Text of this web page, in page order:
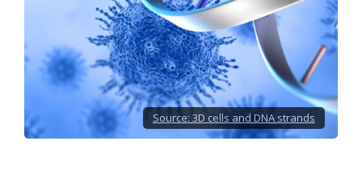
Source: 3D cells and DNA strands